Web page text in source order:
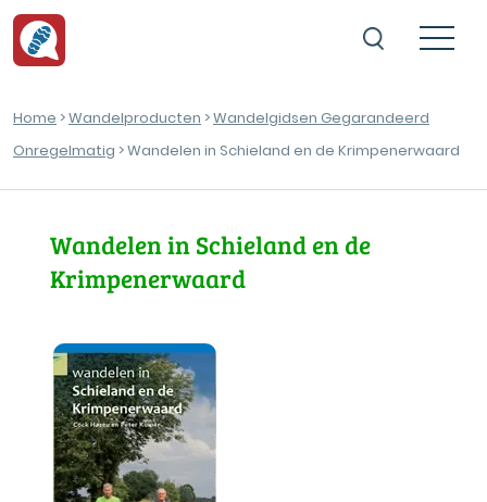
Home >Wandelproducten >Wandelgidsen Gegarandeerd
Onregelmatig > Wandelen in Schieland en de Krimpenerwaard
Wandelen in Schieland en de
Krimpenerwaard